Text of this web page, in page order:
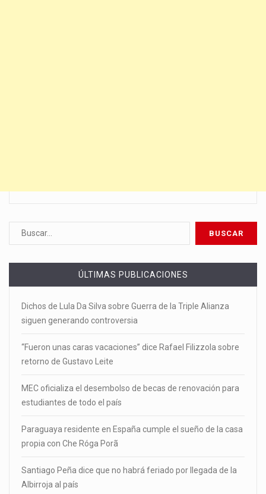
ÚLTIMAS PUBLICACIONES
Dichos de Lula Da Silva sobre Guerra de la Triple Alianza
siguen generando controversia
“Fueron unas caras vacaciones” dice Rafael Filizzola sobre
retorno de Gustavo Leite
MEC oficializa el desembolso de becas de renovación para
estudiantes de todo el país
Paraguaya residente en España cumple el sueño de la casa
propia con Che Róga Porã
Santiago Peña dice que no habrá feriado por llegada de la
Albirroja al país